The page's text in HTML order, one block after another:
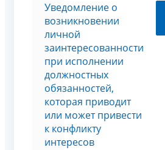
Уведомление о
возникновении
личной
заинтересованности
при исполнении
должностных
обязанностей,
которая приводит
или может привести
к конфликту
интересов